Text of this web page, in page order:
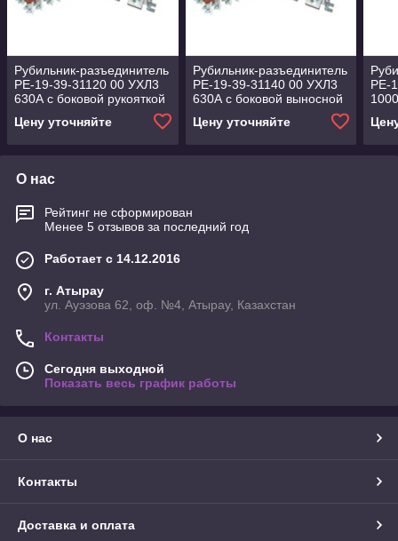
Рубильник-разъединитель
РЕ-19-39-31120 00 УХЛ3
630А с боковой рукояткой
Цену уточняйте
Рубильник-разъединитель
РЕ-19-39-31140 00 УХЛ3
630А с боковой выносной
Цену уточняйте
РЕ-
О нас
Рейтинг не сформирован
Менее 5 отзывов за последний год
Работает с 14.12.2016
г. Атырау
ул. Ауэзова 62, оф. №4, Атырау, Казахстан
Контакты
Сегодня выходной
Показать весь график работы
О нас
Контакты
Доставка и оплата